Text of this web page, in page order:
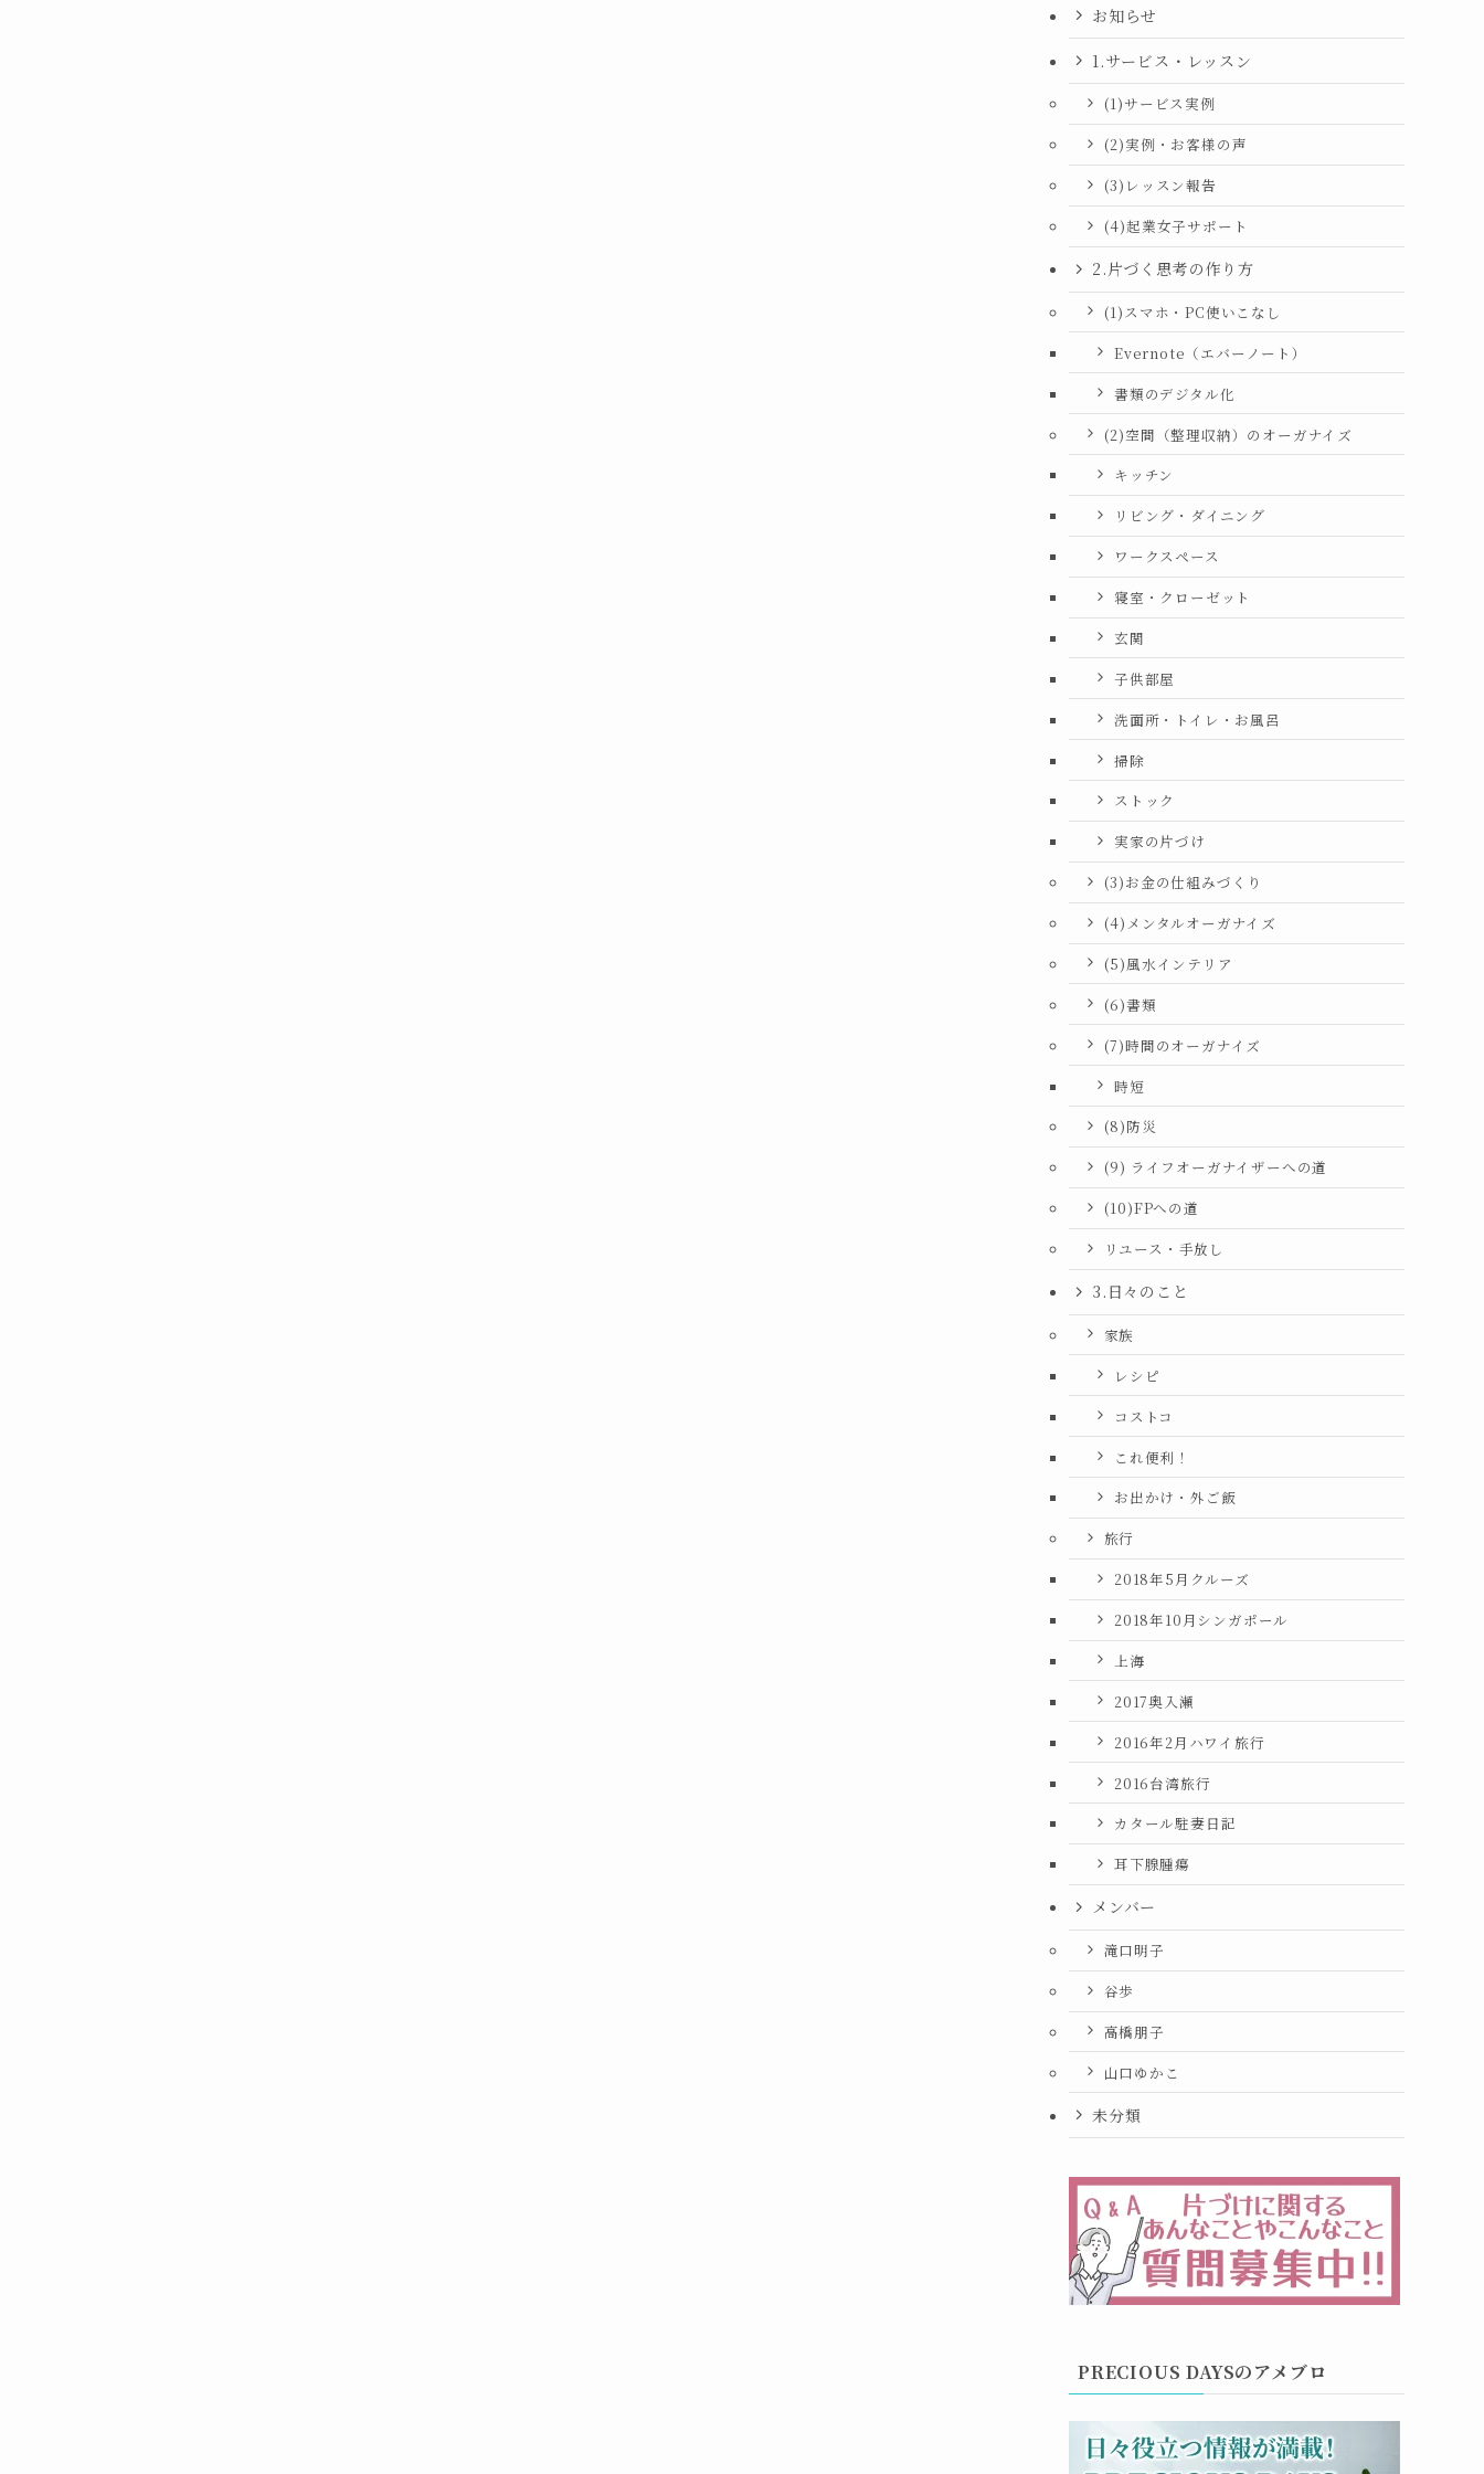
お知らせ
1.サービス・レッスン
(1)サービス実例
(2)実例・お客様の声
(3)レッスン報告
(4)起業女子サポート
2.片づく思考の作り方
(1)スマホ・PC使いこなし
Evernote（エバーノート）
書類のデジタル化
(2)空間（整理収納）のオーガナイズ
キッチン
リビング・ダイニング
ワークスペース
寝室・クローゼット
玄関
子供部屋
洗面所・トイレ・お風呂
掃除
ストック
実家の片づけ
(3)お金の仕組みづくり
(4)メンタルオーガナイズ
(5)風水インテリア
(6)書類
(7)時間のオーガナイズ
時短
(8)防災
(9) ライフオーガナイザーへの道
(10)FPへの道
リユース・手放し
3.日々のこと
家族
レシピ
コストコ
これ便利！
お出かけ・外ご飯
旅行
2018年5月クルーズ
2018年10月シンガポール
上海
2017奥入瀬
2016年2月ハワイ旅行
2016台湾旅行
カタール駐妻日記
耳下腺腫瘍
メンバー
滝口明子
谷歩
高橋朋子
山口ゆかこ
未分類
PRECIOUS DAYSのアメブロ